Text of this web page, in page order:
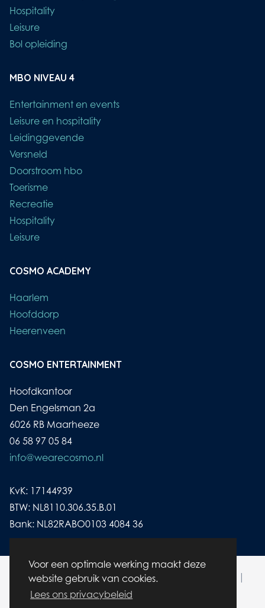
Voor een optimale werking maakt deze
website gebruik van cookies.
Lees ons privacybeleid
Hospitality
Leisure
Bol opleiding
MBO NIVEAU 4
Entertainment en events
Leisure en hospitality
Leidinggevende
Versneld
Doorstroom hbo
Toerisme
Recreatie
Hospitality
Leisure
COSMO ACADEMY
Haarlem
Hoofddorp
Heerenveen
COSMO ENTERTAINMENT
Hoofdkantoor
Den Engelsman 2a
6026 RB Maarheeze
06 58 97 05 84
info@wearecosmo.nl
KvK: 17144939
BTW: NL8110.306.35.B.01
Bank: NL82RABO0103 4084 36
© wearecosmo.nl | Alle rechten voorbehouden |
Cookies|Disclaimer/ Privacybeleid